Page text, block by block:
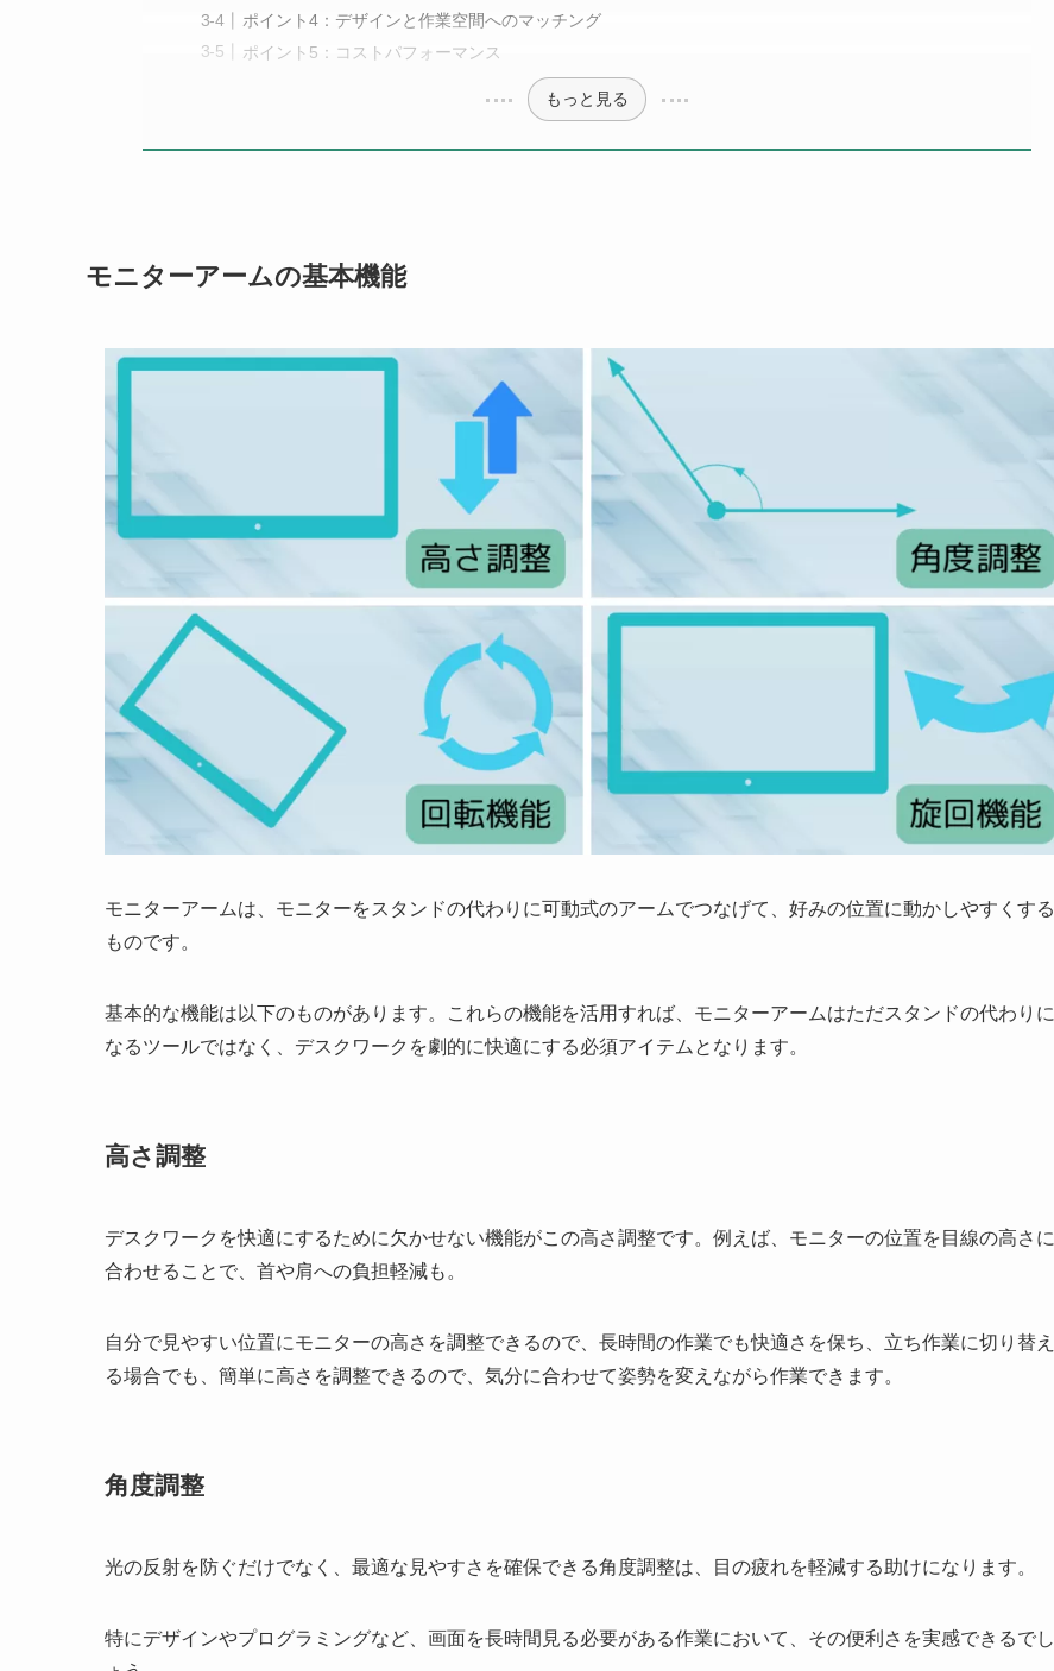
ポイント4：デザインと作業空間へのマッチング
ポイント5：コストパフォーマンス
もっと見る
モニターアームの基本機能
モニターアームは、モニターをスタンドの代わりに可動式のアームでつなげて、好みの位置に動かしやすくする
ものです。
基本的な機能は以下のものがあります。これらの機能を活用すれば、モニターアームはただスタンドの代わりに
なるツールではなく、デスクワークを劇的に快適にする必須アイテムとなります。
高さ調整
デスクワークを快適にするために欠かせない機能がこの高さ調整です。例えば、モニターの位置を目線の高さに
合わせることで、首や肩への負担軽減も。
自分で見やすい位置にモニターの高さを調整できるので、長時間の作業でも快適さを保ち、立ち作業に切り替え
る場合でも、簡単に高さを調整できるので、気分に合わせて姿勢を変えながら作業できます。
角度調整
光の反射を防ぐだけでなく、最適な見やすさを確保できる角度調整は、目の疲れを軽減する助けになります。
特にデザインやプログラミングなど、画面を長時間見る必要がある作業において、その便利さを実感できるでし